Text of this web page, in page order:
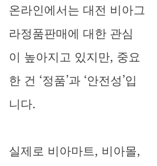
온라인에서는 대전 비아그
라정품판매에 대한 관심
이 높아지고 있지만, 중요
한 건 ‘정품’과 ‘안전성’입
니다.
실제로 비아마트, 비아몰,